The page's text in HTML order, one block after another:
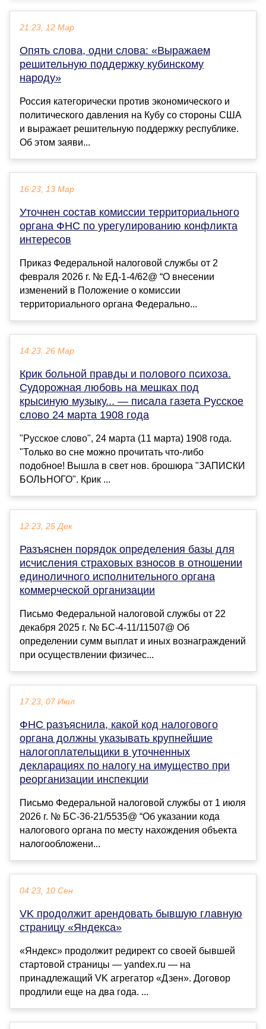
21:23, 12 Мар
Опять слова, одни слова: «Выражаем
решительную поддержку кубинскому
народу»
Россия категорически против экономического и
политического давления на Кубу со стороны США
и выражает решительную поддержку республике.
Об этом заяви...
16:23, 13 Мар
Уточнен состав комиссии территориального
органа ФНС по урегулированию конфликта
интересов
Приказ Федеральной налоговой службы от 2
февраля 2026 г. № ЕД-1-4/62@ “О внесении
изменений в Положение о комиссии
территориального органа Федерально...
14:23, 26 Мар
Крик больной правды и полового психоза.
Судорожная любовь на мешках под
крысиную музыку... — писала газета Русское
слово 24 марта 1908 года
"Русское слово", 24 марта (11 марта) 1908 года.
"Только во сне можно прочитать что-либо
подобное! Вышла в свет нов. брошюра "ЗАПИСКИ
БОЛЬНОГО". Крик ...
12:23, 25 Дек
Разъяснен порядок определения базы для
исчисления страховых взносов в отношении
единоличного исполнительного органа
коммерческой организации
Письмо Федеральной налоговой службы от 22
декабря 2025 г. № БС-4-11/11507@ Об
определении сумм выплат и иных вознаграждений
при осуществлении физичес...
17:23, 07 Июл
ФНС разъяснила, какой код налогового
органа должны указывать крупнейшие
налогоплательщики в уточненных
декларациях по налогу на имущество при
реорганизации инспекции
Письмо Федеральной налоговой службы от 1 июля
2026 г. № БС-36-21/5535@ “Об указании кода
налогового органа по месту нахождения объекта
налогообложени...
04:23, 10 Сен
VK продолжит арендовать бывшую главную
страницу «Яндекса»
«Яндекс» продолжит редирект со своей бывшей
стартовой страницы — yandex.ru — на
принадлежащий VK агрегатор «Дзен». Договор
продлили еще на два года. ...